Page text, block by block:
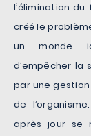
l’élimination
créé le
un monde
d’empêcher la
par une
de
après jour se